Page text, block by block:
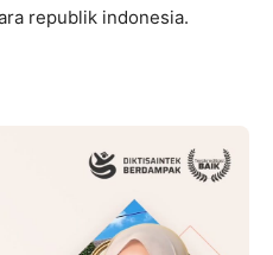
republik indonesia.